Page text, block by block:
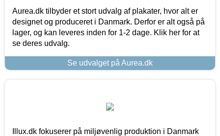
Aurea.dk tilbyder et stort udvalg af plakater, hvor alt er
designet og produceret i Danmark. Derfor er alt også på
lager, og kan leveres inden for 1-2 dage. Klik her for at
se deres udvalg.
Se udvalget på Aurea.dk
Illux.dk fokuserer på miljøvenlig produktion i Danmark